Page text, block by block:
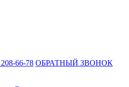
66-78 ОБРАТНЫЙ ЗВОНОК